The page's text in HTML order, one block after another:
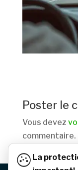
Poster le
Vous devez
commentaire.
La